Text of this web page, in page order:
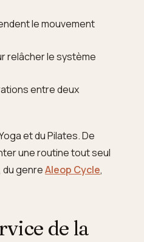
le mouvement
relâcher le système
entre deux
et du Pilates. De
une routine tout seul
du genreAleop Cycle,
de la